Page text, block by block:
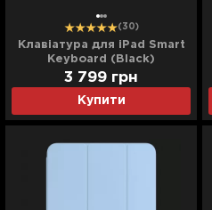
(30)
Клавіатура для iPad Smart
Keyboard (Black)
(MPTL2/MX3L2)
Купити
3 799 грн